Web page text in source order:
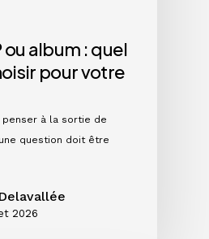
ou album : quel
pour votre
penser à la sortie de
question doit être
2026